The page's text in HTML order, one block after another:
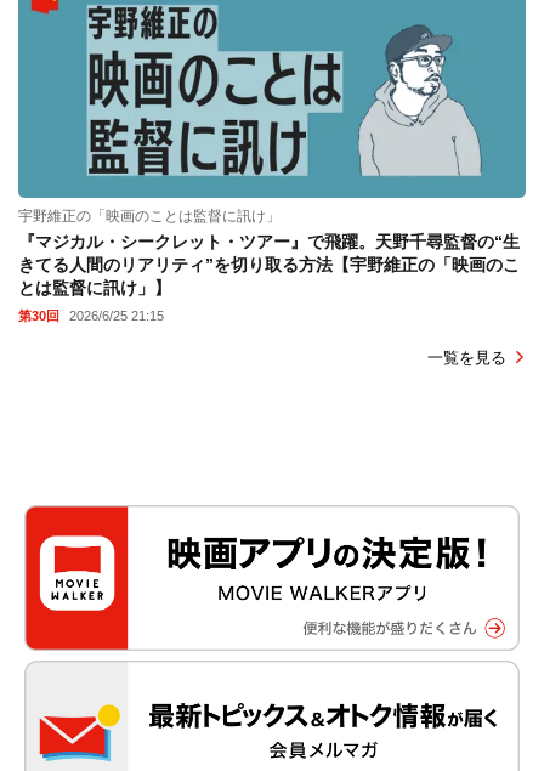
宇野維正の「映画のことは監督に訊け」
『マジカル・シークレット・ツアー』で飛躍。天野千尋監督の“生
きてる人間のリアリティ”を切り取る方法【宇野維正の「映画のこ
とは監督に訊け」】
第30回 2026/6/25 21:15
一覧を見る